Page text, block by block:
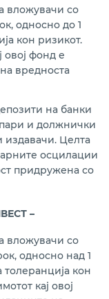
вложувачи со
односно до 1
кон ризикот.
овој фонд е
вредноста
на банки
и должнички
издавачи. Целта
осцилации
придружена со
–
вложувачи со
односно над 1
кон
кај овој